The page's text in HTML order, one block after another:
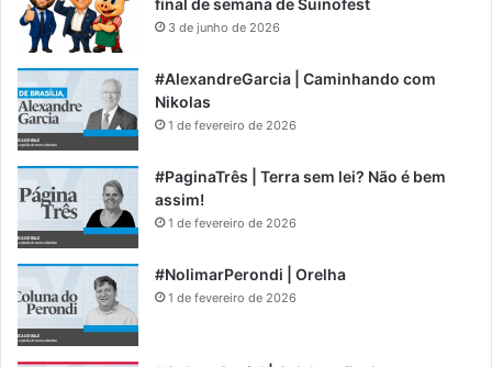
final de semana de Suinofest
3 de junho de 2026
#AlexandreGarcia | Caminhando com
Nikolas
1 de fevereiro de 2026
#PaginaTrês | Terra sem lei? Não é bem
assim!
1 de fevereiro de 2026
#NolimarPerondi | Orelha
1 de fevereiro de 2026